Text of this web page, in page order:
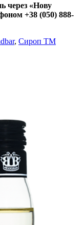
через «Нову
+38 (050) 888-
, Сироп TM